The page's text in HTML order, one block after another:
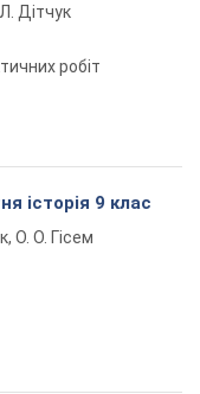
Дітчук
робіт
історія 9 клас
О. О. Гісем